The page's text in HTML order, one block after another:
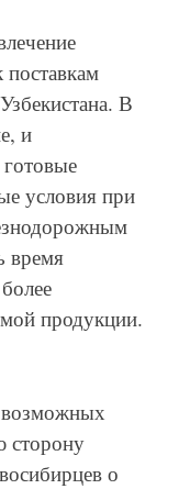
В
и
условия при
время
продукции.
сторону
о